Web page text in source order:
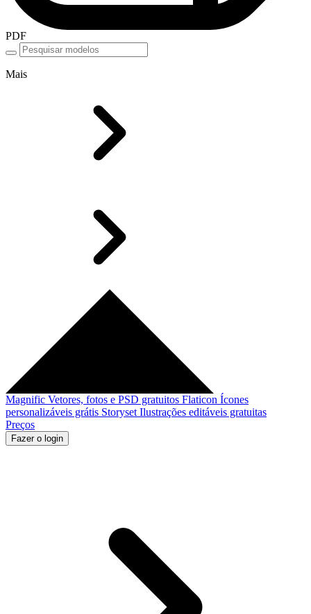
PDF
Mais
Magnific Vetores, fotos e PSD gratuitos Flaticon Ícones
personalizáveis grátis Storyset Ilustrações editáveis gratuitas
Preços
Fazer o login